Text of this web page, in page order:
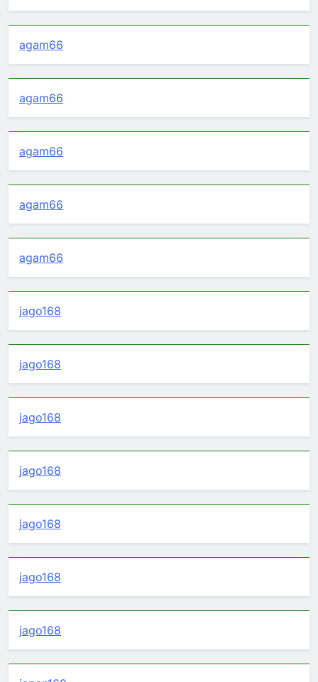
agam66
agam66
agam66
agam66
agam66
jago168
jago168
jago168
jago168
jago168
jago168
jago168